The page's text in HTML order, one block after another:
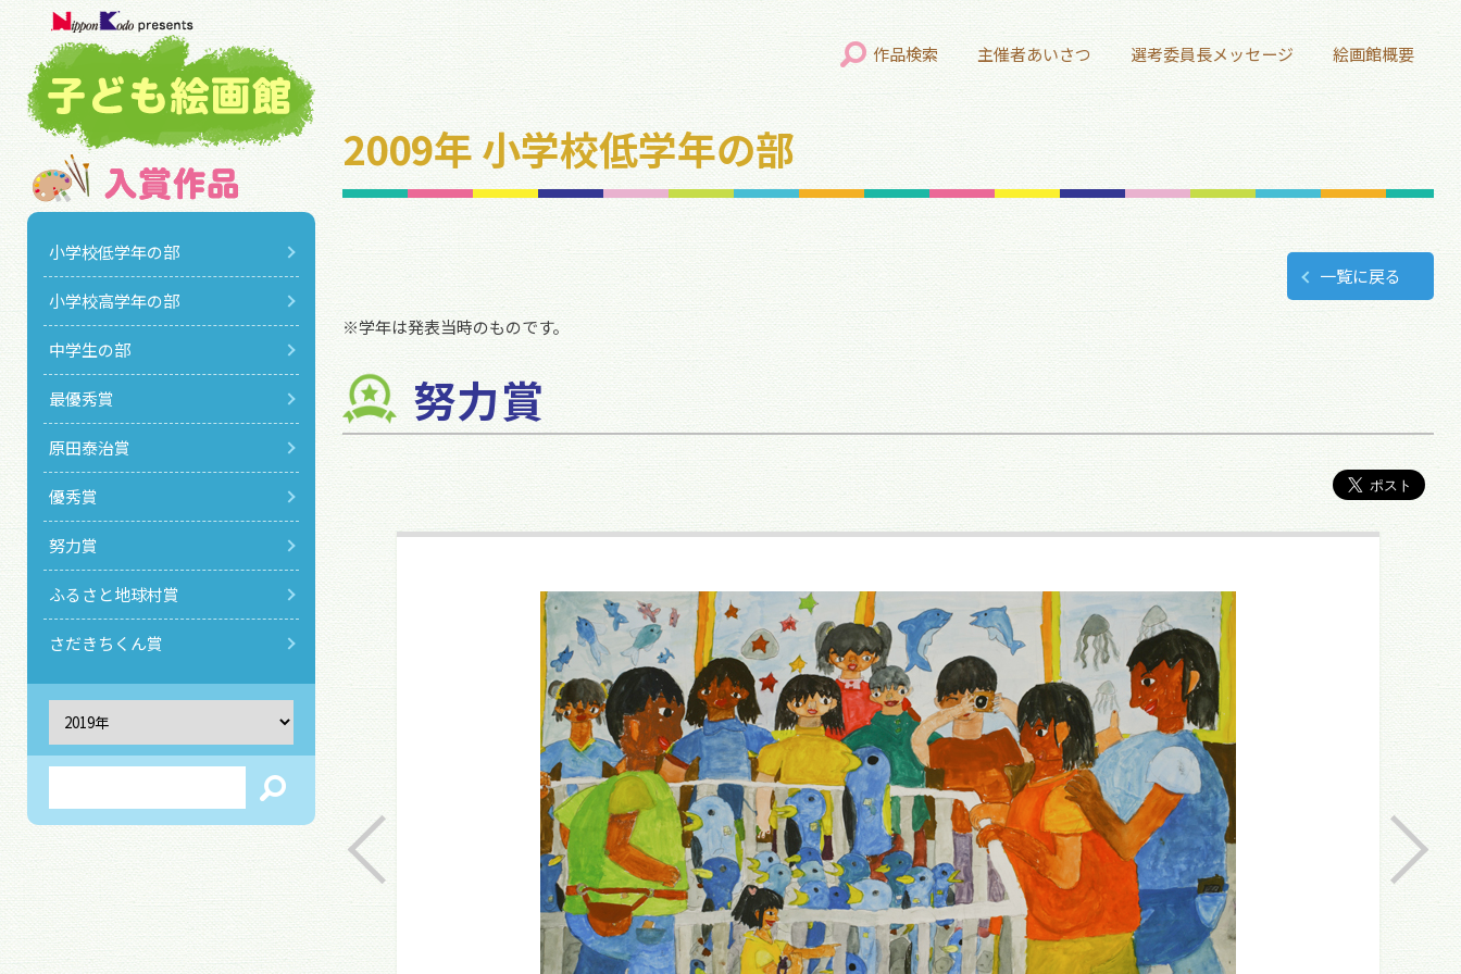
小学校低学年の部
小学校高学年の部
中学生の部
最優秀賞
原田泰治賞
優秀賞
努力賞
ふるさと地球村賞
さだきちくん賞
作品検索 主催者あいさつ 選考委員長メッセージ 絵画館概要
2009年 小学校低学年の部
一覧に戻る
※学年は発表当時のものです。
努力賞